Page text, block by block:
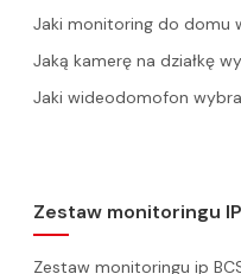
Jaki monitoring do domu
Jaką kamerę na działkę
Jaki wideodomofon
Zestaw monitoringu IP
Zestaw monitoringu ip